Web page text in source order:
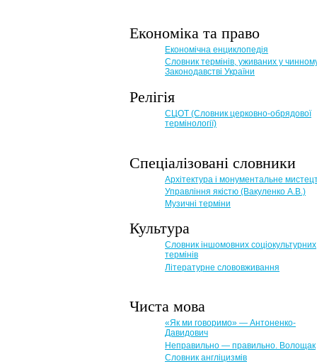
Економіка та право
Eкономічна енциклопедія
Словник термінів, уживаних у
Законодавстві України
Релігія
СЦОТ (Словник церковно-обрядової
термінології)
Спеціалізовані словники
Архітектура і монументальне
Управління якістю (Вакуленко А.В.)
Музичні терміни
Культура
Словник іншомовних соціокультурних
термінів
Літературне слововживання
Чиста мова
«Як ми говоримо» — Антоненко-
Давидович
Неправильно — правильно. Волощак
Словник англіцизмів